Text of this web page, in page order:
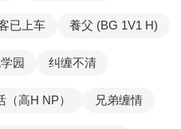
已上车 養父 (BG 1V1 H)
园 纠缠不清
高H NP） 兄弟缠情